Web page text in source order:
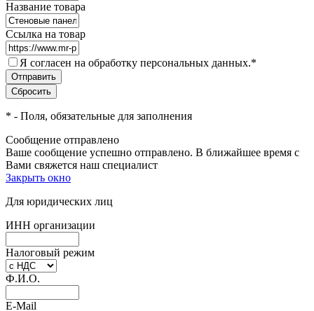
Название товара
Ссылка на товар
Я согласен на обработку персональных данных.*
* - Поля, обязательные для заполнения
Сообщение отправлено
Ваше сообщение успешно отправлено. В ближайшее время с
Вами свяжется наш специалист
Закрыть окно
Для юридических лиц
ИНН организации
Налоговый режим
Ф.И.О.
E-Mail